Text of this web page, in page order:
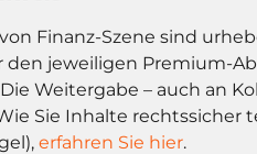
Finanz-Szene sind
den jeweiligen Premium-
Weitergabe – auch an
Sie Inhalte rechtssicher
erfahren Sie hier.